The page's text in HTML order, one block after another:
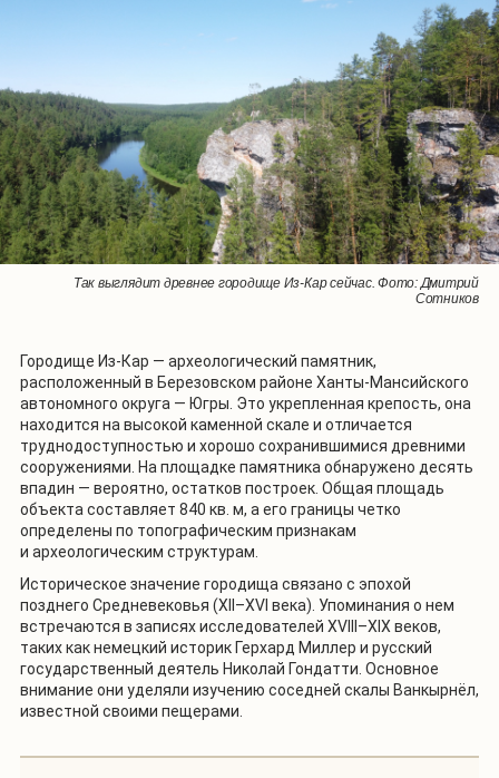
Так выглядит древнее городище Из-Кар сейчас. Фото: Дмитрий
Сотников
Городище Из-Кар — археологический памятник,
расположенный в Березовском районе Ханты-Мансийского
автономного округа — Югры. Это укрепленная крепость, она
находится на высокой каменной скале и отличается
труднодоступностью и хорошо сохранившимися древними
сооружениями. На площадке памятника обнаружено десять
впадин — вероятно, остатков построек. Общая площадь
объекта составляет 840 кв. м, а его границы четко
определены по топографическим признакам
и археологическим структурам.
Историческое значение городища связано с эпохой
позднего Средневековья (XII–XVI века). Упоминания о нем
встречаются в записях исследователей XVIII–XIX веков,
таких как немецкий историк Герхард Миллер и русский
государственный деятель Николай Гондатти. Основное
внимание они уделяли изучению соседней скалы Ванкырнёл,
известной своими пещерами.